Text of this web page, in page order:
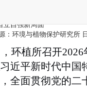
度工作会议：科技引领 绿
立自强新局面
：环境与植物保护研究所
环植所召开
近平新时代中国
全面贯彻党的二